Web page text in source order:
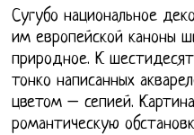
Сугубо национальное
им европейской каноны
природное. К
тонко написанных
цветом – сепией.
романтическую